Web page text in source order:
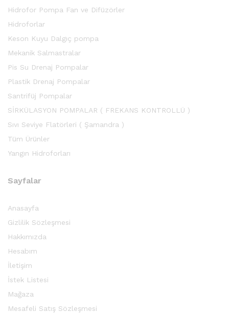
Hidrofor Pompa Fan ve Difüzörler
Hidroforlar
Keson Kuyu Dalgıç pompa
Mekanik Salmastralar
Pis Su Drenaj Pompalar
Plastik Drenaj Pompalar
Santrifüj Pompalar
SİRKÜLASYON POMPALAR ( FREKANS KONTROLLÜ )
Sıvı Seviye Flatörleri ( Şamandra )
Tüm Ürünler
Yangın Hidroforları
Sayfalar
Anasayfa
Gizlilik Sözleşmesi
Hakkımızda
Hesabım
İletişim
İstek Listesi
Mağaza
Mesafeli Satış Sözleşmesi